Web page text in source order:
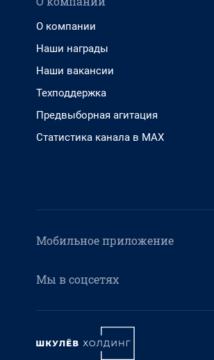
О компании
Наши награды
Наши вакансии
Техподдержка
Предвыборная агитация
Статистика канала в MAX
Мобильное приложение
Мы в соцсетях